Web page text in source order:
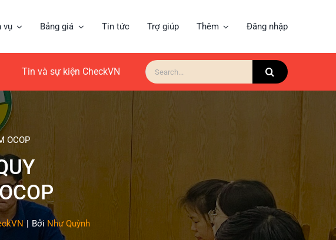
vụ Bảng giá Tin tức Trợ giúp Thêm Đăng nhập
Tin và sự kiện CheckVN
Search
for:
OCOP
| Bởi Như Quỳnh